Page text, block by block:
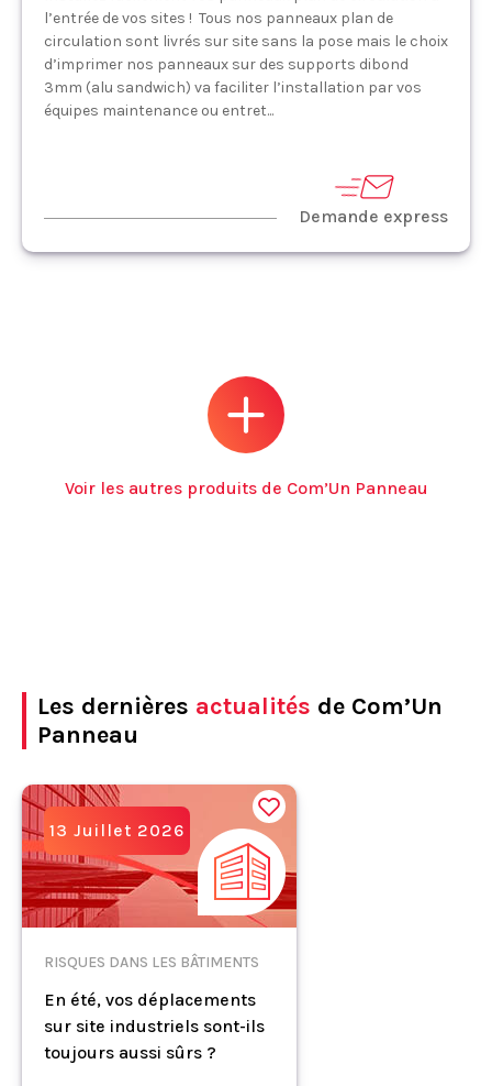
l’entrée de vos sites ! Tous nos panneaux plan de
circulation sont livrés sur site sans la pose mais le choix
d’imprimer nos panneaux sur des supports dibond
3mm (alu sandwich) va faciliter l’installation par vos
équipes maintenance ou entret...
Demande express
Voir les autres produits de Com’Un Panneau
Les dernières actualités de Com’Un
Panneau
13 Juillet 2026
RISQUES DANS LES BÂTIMENTS
En été, vos déplacements
sur site industriels sont-ils
toujours aussi sûrs ?